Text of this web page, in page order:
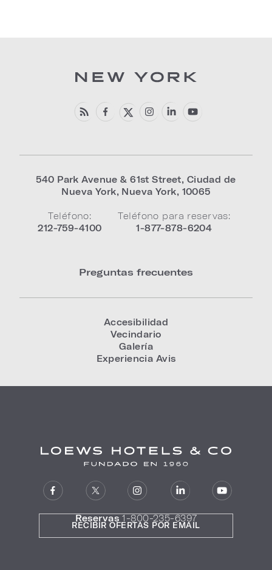
540 Park Avenue & 61st Street, Ciudad de
Nueva York, Nueva York, 10065
Teléfono:
212-759-4100
Teléfono para reservas:
1-877-878-6204
Preguntas frecuentes
Accesibilidad
Vecindario
Galería
Experiencia Avis
Reservas 1-800-235-6397
RECIBIR OFERTAS POR EMAIL